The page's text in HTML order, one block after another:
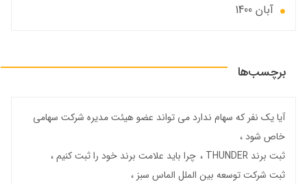
آبان 1400
برچسب‌ها
آیا یک نفر که سهام ندارد می تواند عضو هیئت مدیره شرکت سهامی
خاص شود
ثبت برند THUNDER
چرا باید علامت برند خود را ثبت کنیم
ثبت شرکت توسعه بین الملل الماس سبز